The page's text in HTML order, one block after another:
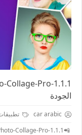
الجودة
car arabic تطبيقات